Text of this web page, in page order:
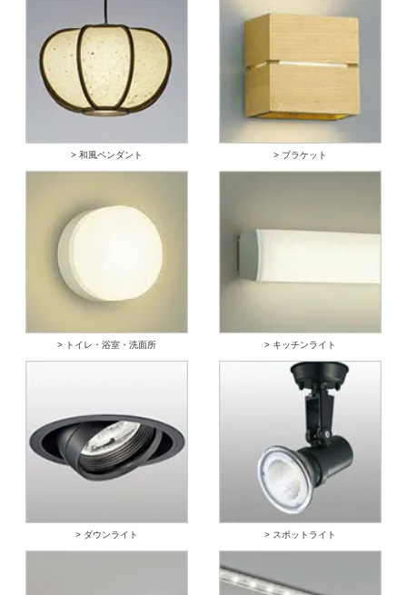
> 和風ペンダント > ブラケット
> トイレ・浴室・洗面所 > キッチンライト
> ダウンライト > スポットライト